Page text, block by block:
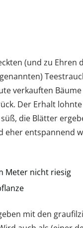
(und zu Ehren
verkauften
Der Erhalt
die Blätter
eher entspannend
Meter nicht riesig
mit den